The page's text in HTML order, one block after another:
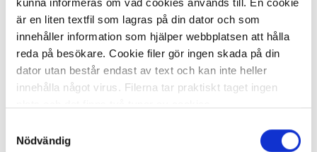
kunna informeras om vad cookies används till. En cookie
är en liten textfil som lagras på din dator och som
innehåller information som hjälper webbplatsen att hålla
reda på besökare. Cookie filer gör ingen skada på din
dator utan består endast av text och kan inte heller
innehålla något virus. Filerna tar praktiskt taget ingen
Den ena typen sparar en fil permanent på din dator,
Nödvändig
I lager 9 rl ca 1-2 dagar
- + KÖP